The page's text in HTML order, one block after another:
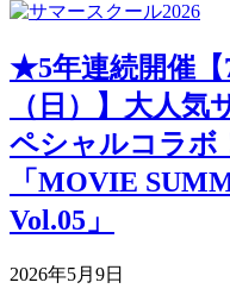
★5年連続開催【
（日）】大人気
ペシャルコラボ
「MOVIE
Vol.05」
2026年5月9日